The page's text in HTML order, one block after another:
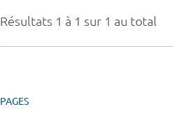
Résultats 1 à 1 sur 1 au total
PAGES